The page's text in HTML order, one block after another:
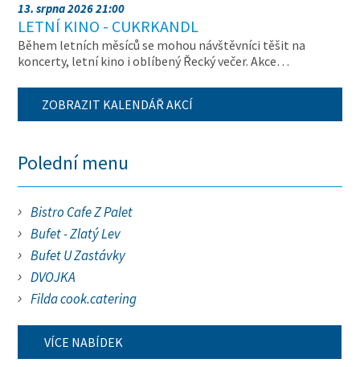
13. srpna 2026 21:00
LETNÍ KINO - CUKRKANDL
Během letních měsíců se mohou návštěvníci těšit na
koncerty, letní kino i oblíbený Řecký večer. Akce…
ZOBRAZIT KALENDÁŘ AKCÍ
Polední menu
Bistro Cafe Z Palet
Bufet - Zlatý Lev
Bufet U Zastávky
DVOJKA
Filda cook.catering
VÍCE NABÍDEK